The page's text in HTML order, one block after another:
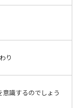
り
識するのでしょう